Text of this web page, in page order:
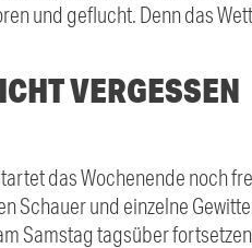
und geflucht. Denn das
VERGESSEN
das Wochenende noch
Schauer und einzelne
Samstag tagsüber